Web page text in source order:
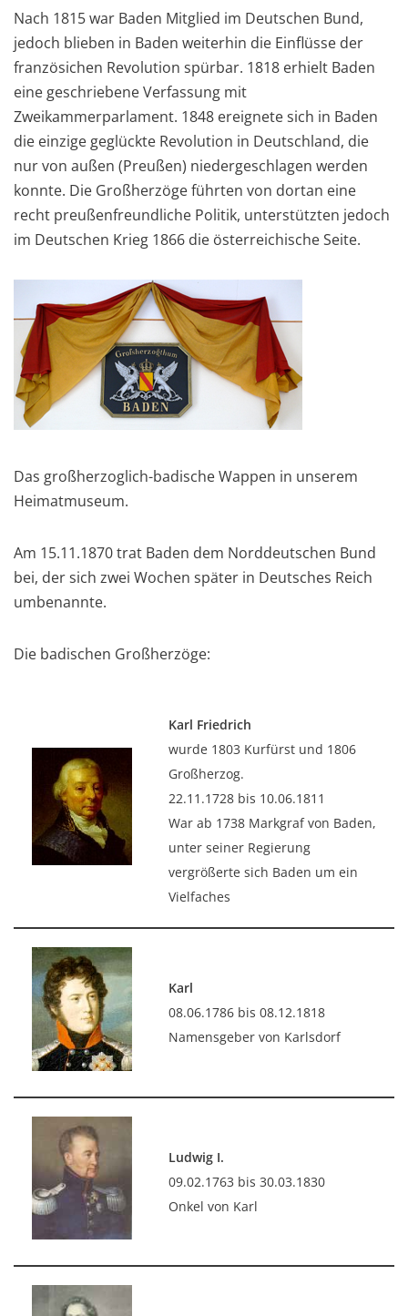
Nach 1815 war Baden Mitglied im Deutschen Bund,
jedoch blieben in Baden weiterhin die Einflüsse der
französichen Revolution spürbar. 1818 erhielt Baden
eine geschriebene Verfassung mit
Zweikammerparlament. 1848 ereignete sich in Baden
die einzige geglückte Revolution in Deutschland, die
nur von außen (Preußen) niedergeschlagen werden
konnte. Die Großherzöge führten von dortan eine
recht preußenfreundliche Politik, unterstützten jedoch
im Deutschen Krieg 1866 die österreichische Seite.
Das großherzoglich-badische Wappen in unserem
Heimatmuseum.
Am 15.11.1870 trat Baden dem Norddeutschen Bund
bei, der sich zwei Wochen später in Deutsches Reich
umbenannte.
Die badischen Großherzöge:
Karl Friedrich
wurde 1803 Kurfürst und 1806
Großherzog.
22.11.1728 bis 10.06.1811
War ab 1738 Markgraf von Baden,
unter seiner Regierung
vergrößerte sich Baden um ein
Vielfaches
Karl
08.06.1786 bis 08.12.1818
Namensgeber von Karlsdorf
Ludwig I.
09.02.1763 bis 30.03.1830
Onkel von Karl